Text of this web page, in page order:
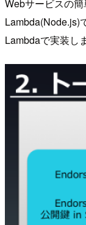
Webサービスの
Lambda(Node.js)
Lambdaで実装し